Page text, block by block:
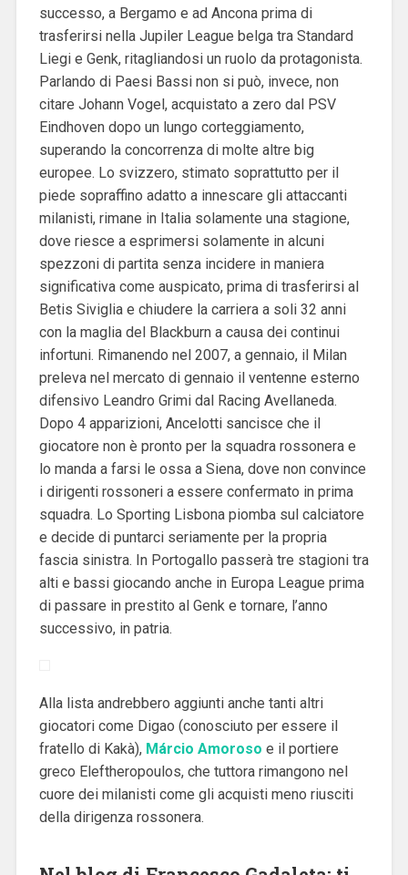
successo, a Bergamo e ad Ancona prima di
trasferirsi nella Jupiler League belga tra Standard
Liegi e Genk, ritagliandosi un ruolo da protagonista.
Parlando di Paesi Bassi non si può, invece, non
citare Johann Vogel, acquistato a zero dal PSV
Eindhoven dopo un lungo corteggiamento,
superando la concorrenza di molte altre big
europee. Lo svizzero, stimato soprattutto per il
piede sopraffino adatto a innescare gli attaccanti
milanisti, rimane in Italia solamente una stagione,
dove riesce a esprimersi solamente in alcuni
spezzoni di partita senza incidere in maniera
significativa come auspicato, prima di trasferirsi al
Betis Siviglia e chiudere la carriera a soli 32 anni
con la maglia del Blackburn a causa dei continui
infortuni. Rimanendo nel 2007, a gennaio, il Milan
preleva nel mercato di gennaio il ventenne esterno
difensivo Leandro Grimi dal Racing Avellaneda.
Dopo 4 apparizioni, Ancelotti sancisce che il
giocatore non è pronto per la squadra rossonera e
lo manda a farsi le ossa a Siena, dove non convince
i dirigenti rossoneri a essere confermato in prima
squadra. Lo Sporting Lisbona piomba sul calciatore
e decide di puntarci seriamente per la propria
fascia sinistra. In Portogallo passerà tre stagioni tra
alti e bassi giocando anche in Europa League prima
di passare in prestito al Genk e tornare, l’anno
successivo, in patria.
Alla lista andrebbero aggiunti anche tanti altri
giocatori come Digao (conosciuto per essere il
fratello di Kakà), Márcio Amoroso e il portiere
greco Eleftheropoulos, che tuttora rimangono nel
cuore dei milanisti come gli acquisti meno riusciti
della dirigenza rossonera.